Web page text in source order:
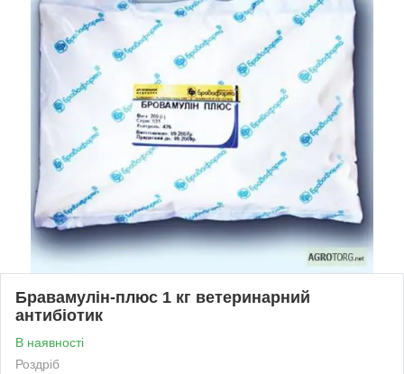
Бравамулін-плюс 1 кг ветеринарний
антибіотик
В наявності
Роздріб